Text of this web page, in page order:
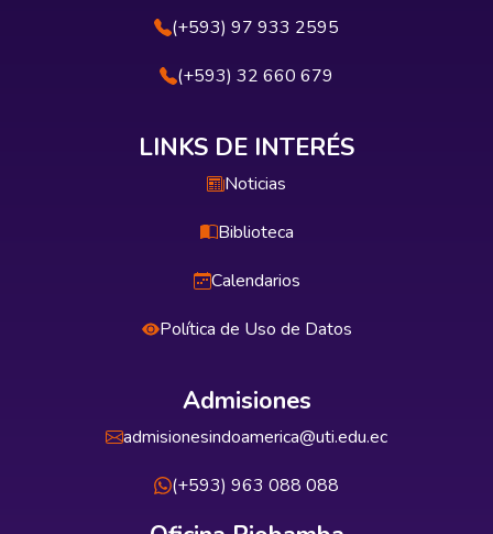
(+593) 97 933 2595
(+593) 32 660 679
LINKS DE INTERÉS
Noticias
Biblioteca
Calendarios
Política de Uso de Datos
Admisiones
admisionesindoamerica@uti.edu.ec
(+593) 963 088 088